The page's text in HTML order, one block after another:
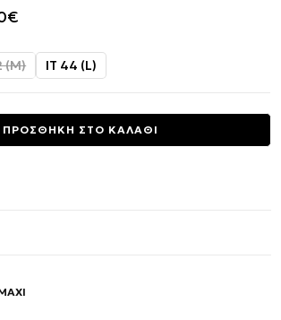
€
τιμή
199.00€.
(M) IT 44 (L)
ΠΡΟΣΘΗΚΗ ΣΤΟ ΚΑΛΑΘΙ